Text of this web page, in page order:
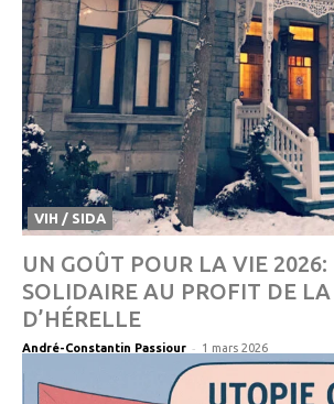
VIH / SIDA
UN GOÛT POUR LA VIE 2026:
SOLIDAIRE AU PROFIT DE
D’HÉRELLE
André-Constantin Passiour - 1 mars 2026